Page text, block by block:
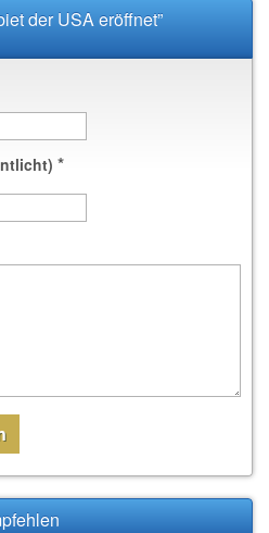
der USA eröffnet”
*